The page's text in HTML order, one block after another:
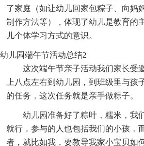
了家庭（如让幼儿回家包粽子、向妈
制作方法等），体现了幼儿是教育的
儿个体学习方式的意识。
幼儿园端午节活动总结2
这次端午节亲子活动我们家长受
上八点左右到幼儿园，到班级里与孩
的任务，这次任务就是亲手做粽子。
幼儿园准备好了粽叶，糯米，我
就行，参与的人也包括我们的小孩，
者，就比如我，要教导我家小宝贝如